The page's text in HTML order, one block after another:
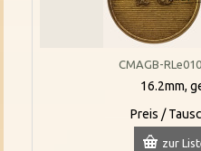
CMAGB-
16.2mm,
Preis /
zur